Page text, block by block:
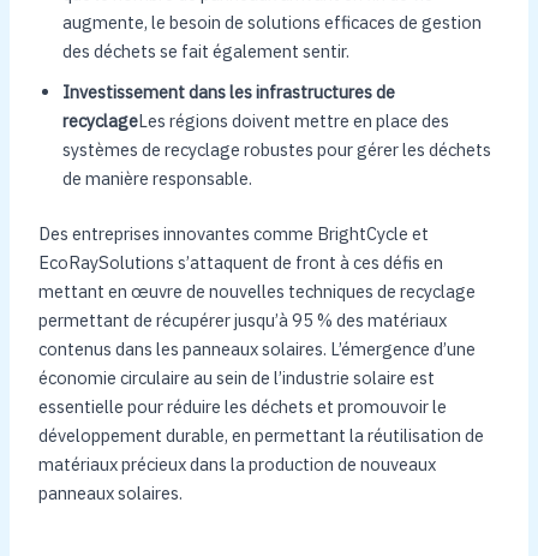
augmente, le besoin de solutions efficaces de gestion
des déchets se fait également sentir.
Investissement dans les infrastructures de
recyclageLes régions doivent mettre en place des
systèmes de recyclage robustes pour gérer les déchets
de manière responsable.
Des entreprises innovantes comme BrightCycle et
EcoRaySolutions s’attaquent de front à ces défis en
mettant en œuvre de nouvelles techniques de recyclage
permettant de récupérer jusqu’à 95 % des matériaux
contenus dans les panneaux solaires. L’émergence d’une
économie circulaire au sein de l’industrie solaire est
essentielle pour réduire les déchets et promouvoir le
développement durable, en permettant la réutilisation de
matériaux précieux dans la production de nouveaux
panneaux solaires.